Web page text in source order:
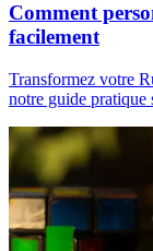
Comment
facilement
Transformez votre
notre guide pratique